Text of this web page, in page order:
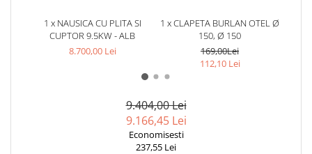
1 x NAUSICA CU PLITA SI
CUPTOR 9.5KW - ALB
8.700,00 Lei
1 x CLAPETA BURLAN OTEL Ø
150, Ø 150
169,00Lei
112,10 Lei
9.404,00 Lei
9.166,45 Lei
Economisesti
237,55 Lei